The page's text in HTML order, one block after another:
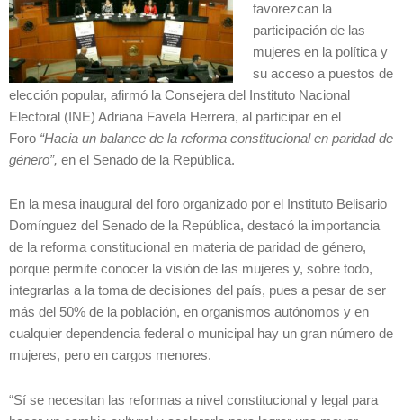
favorezcan la
participación de las
mujeres en la política y
su acceso a puestos de
elección popular, afirmó la Consejera del Instituto Nacional
Electoral (INE) Adriana Favela Herrera, al participar en el
Foro “Hacia un balance de la reforma constitucional en paridad de
género”, en el Senado de la República.
En la mesa inaugural del foro organizado por el Instituto Belisario
Domínguez del Senado de la República, destacó la importancia
de la reforma constitucional en materia de paridad de género,
porque permite conocer la visión de las mujeres y, sobre todo,
integrarlas a la toma de decisiones del país, pues a pesar de ser
más del 50% de la población, en organismos autónomos y en
cualquier dependencia federal o municipal hay un gran número de
mujeres, pero en cargos menores.
“Sí se necesitan las reformas a nivel constitucional y legal para